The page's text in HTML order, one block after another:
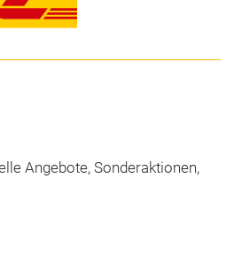
Angebote, Sonderaktionen,